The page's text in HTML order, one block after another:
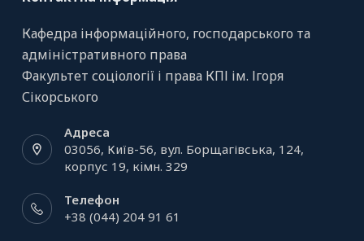
Кафедра інформаційного, господарського та
адміністративного права
Факультет соціології і права КПІ ім. Ігоря
Сікорського
Адреса
03056, Київ-56, вул. Борщагівська, 124,
корпус 19, кiмн. 329
Телефон
+38 (044) 204 91 61